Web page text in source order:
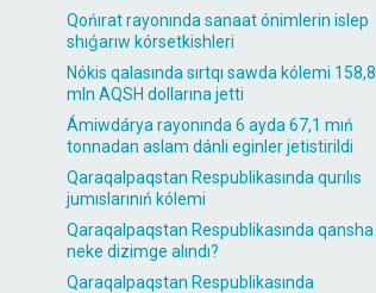
Qońırat rayonında sanaat ónimlerin islep
shıǵarıw kórsetkishleri
Nókis qalasında sırtqı sawda kólemi 158,8
mln AQSH dollarına jetti
Ámiwdárya rayonında 6 ayda 67,1 mıń
tonnadan aslam dánli eginler jetistirildi
Qaraqalpaqstan Respublikasında qurılıs
jumıslarınıń kólemi
Qaraqalpaqstan Respublikasında qansha
neke dizimge alındı?
Qaraqalpaqstan Respublikasında